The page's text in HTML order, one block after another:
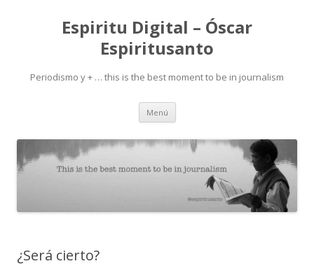
Espiritu Digital – Óscar
Espiritusanto
Periodismo y + … this is the best moment to be in journalism
Menú Ir
contenido
¿Será cierto?